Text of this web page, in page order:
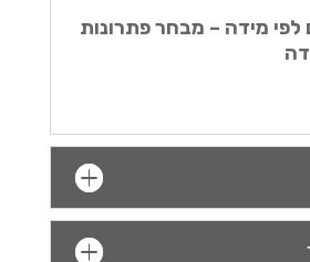
לפי מידה – מבחר פתרונות